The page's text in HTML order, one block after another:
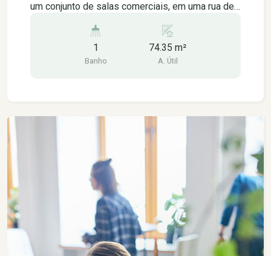
um conjunto de salas comerciais, em uma rua de
localizado na rua assis figueiredo e está próximo
padarias, lanchonetes, restaurantes, - lojas do
1
Banho
74.35 m²
A. Útil